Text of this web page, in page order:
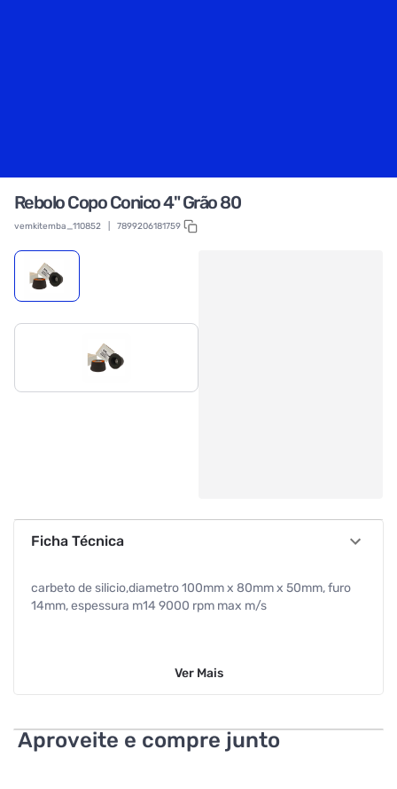
Rebolo Copo Conico 4" Grão 80
vemkitemba_110852 7899206181759
Ficha Técnica
carbeto de silicio,diametro 100mm x 80mm x 50mm, furo
14mm, espessura m14 9000 rpm max m/s
Ver Mais
Aproveite e compre junto